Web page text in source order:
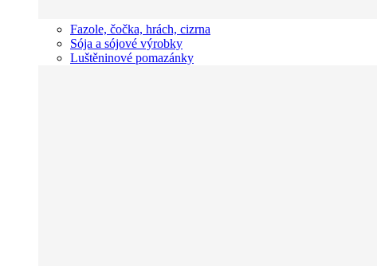
Fazole, čočka, hrách, cizrna
Sója a sójové výrobky
Luštěninové pomazánky